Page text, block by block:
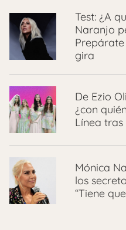
Test: ¿A
Naranjo
gira
De Ezio
¿con
Línea
Mónica
los
“Tiene